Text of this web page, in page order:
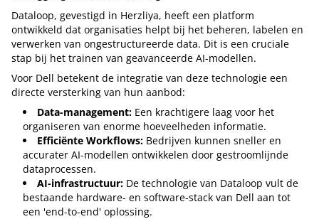
Dataloop, gevestigd in Herzliya, heeft een platform
ontwikkeld dat organisaties helpt bij het beheren, labelen en
verwerken van ongestructureerde data. Dit is een cruciale
stap bij het trainen van geavanceerde AI-modellen.
Voor Dell betekent de integratie van deze technologie een
directe versterking van hun aanbod:
Data-management: Een krachtigere laag voor het
organiseren van enorme hoeveelheden informatie.
Efficiënte Workflows: Bedrijven kunnen sneller en
accurater AI-modellen ontwikkelen door gestroomlijnde
dataprocessen.
AI-infrastructuur: De technologie van Dataloop vult de
bestaande hardware- en software-stack van Dell aan tot
een 'end-to-end' oplossing.